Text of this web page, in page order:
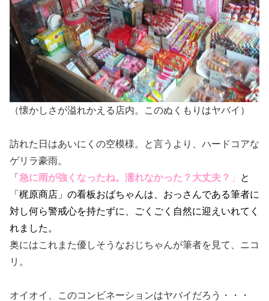
（懐かしさが溢れかえる店内。このぬくもりはヤバイ）
訪れた日はあいにくの空模様。と言うより、ハードコアな
ゲリラ豪雨。
「 急に雨が強くなったね。濡れなかった？大丈夫？ 」
と
「梶原商店」の看板おばちゃんは、おっさんである筆者に
対し何ら警戒心を持たずに、ごくごく自然に迎えいれてく
れました。
奥にはこれまた優しそうなおじちゃんが筆者を見て、ニコ
リ。
オイオイ、このコンビネーションはヤバイだろう・・・